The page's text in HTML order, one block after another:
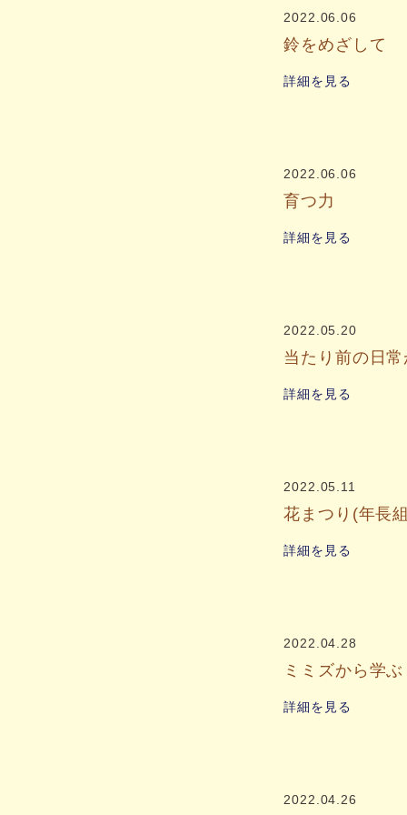
2022.06.06
鈴をめざして
詳細を見る
2022.06.06
育つ力
詳細を見る
2022.05.20
当たり前の日
詳細を見る
2022.05.11
花まつり(年長
詳細を見る
2022.04.28
ミミズから学ぶ
詳細を見る
2022.04.26